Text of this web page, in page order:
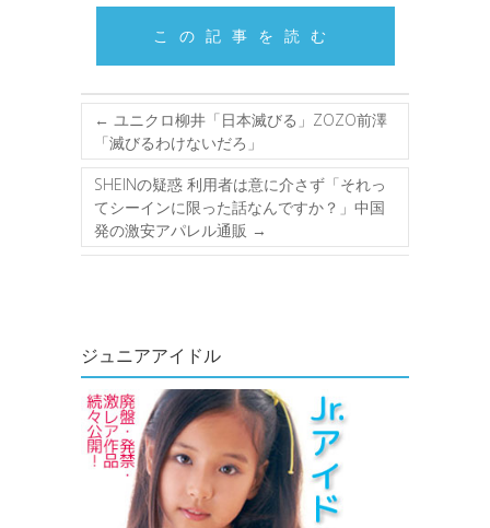
この記事を読む
← ユニクロ柳井「日本滅びる」ZOZO前澤
「滅びるわけないだろ」
SHEINの疑惑 利用者は意に介さず「それっ
てシーインに限った話なんですか？」中国
発の激安アパレル通販 →
ジュニアアイドル